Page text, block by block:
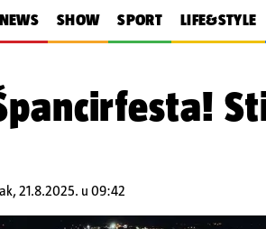
NEWS SHOW SPORT LIFE&STYLE
21.8.2025. u 09:42